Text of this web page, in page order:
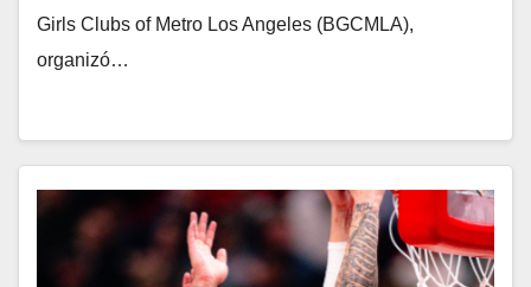
Girls Clubs of Metro Los Angeles (BGCMLA),
organizó…